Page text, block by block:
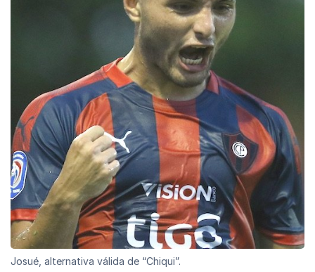
Josué, alternativa válida de “Chiqui”.